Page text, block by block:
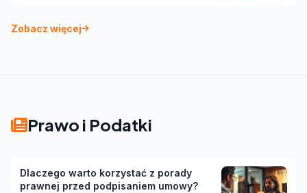
Zobacz więcej
Prawo i Podatki
Dlaczego warto korzystać z porady
prawnej przed podpisaniem umowy?